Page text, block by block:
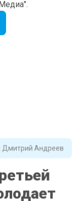
Дмитрий Андреев